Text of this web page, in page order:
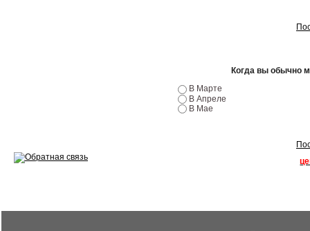
Когда вы обычно
В Марте
В Апреле
В Мае